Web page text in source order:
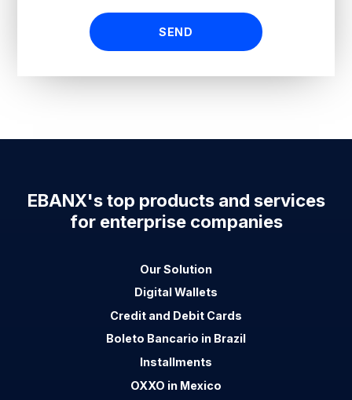
EBANX's top products and services
for enterprise companies
Our Solution
Digital Wallets
Credit and Debit Cards
Boleto Bancario in Brazil
Installments
OXXO in Mexico